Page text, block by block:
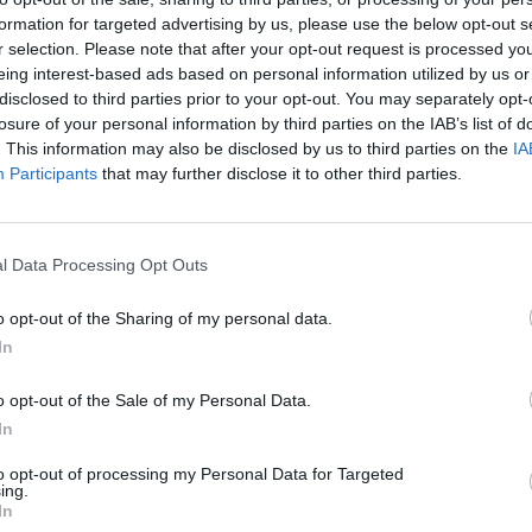
for targeted advertising by us, please use the below opt-out
selection. Please note that after your opt-out request is processed
interest-based ads based on personal information utilized by us
to third parties prior to your opt-out. You may separately
of your personal information by third parties on the IAB’s list of
This information may also be disclosed by us to third parties on the
Participants that may further disclose it to other third parties.
Data Processing Opt Outs
opt-out of the Sharing of my personal data.
opt-out of the Sale of my Personal Data.
opt-out of processing my Personal Data for Targeted
στο φακό, δίνοντας τροφή για πολλά
σλιπ, με μαύρα ευμεγέθη γυαλιά,
της, το άλμπουμ της «Joanne», τις
να διαλύονται, τα προβλήματα υγείας που
της με τη Madonna.
πως πάντα την θαύμαζα και εξακολουθώ
εκείνη για μένα. Το μόνο πράγμα που
πως είμαι Ιταλίδα και από τη Νέα Υόρκη,
θα σου το πω στα μούτρα. Εκείνη δεν